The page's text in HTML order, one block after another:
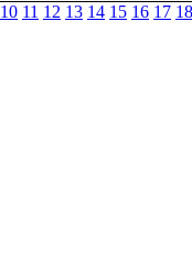
10 11 12 13 14 15 16 17 18